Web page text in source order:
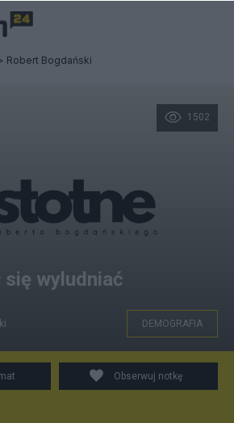
Robert Bogdański
1502
się wyludniać
DEMOGRAFIA
Obserwuj notkę